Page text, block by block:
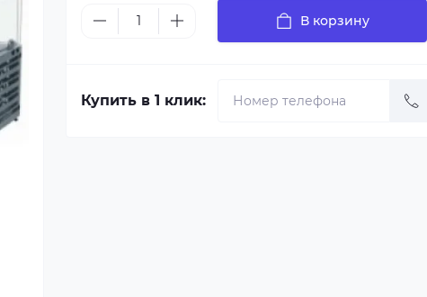
В корзину
Купить в 1 клик: